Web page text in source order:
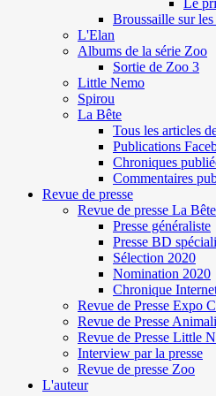
Broussaille sur
L'Elan
Albums de la série Zoo
Sortie de Zoo 3
Little Nemo
Spirou
La Bête
Tous les articles
Publications
Chroniques
Commentaires
Revue de presse
Revue de presse La Bête
Presse généraliste
Presse BD
Sélection 2020
Nomination 2020
Chronique
Revue de Presse Expo
Revue de Presse
Revue de Presse Little
Interview par la presse
Revue de presse Zoo
L'auteur